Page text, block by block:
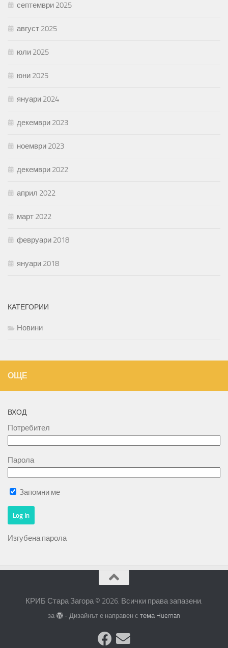
септември 2025
август 2025
юли 2025
юни 2025
януари 2024
декември 2023
ноември 2023
декември 2022
април 2022
март 2022
февруари 2018
януари 2018
КАТЕГОРИИ
Новини
ОЩЕ
ВХОД
Потребител
Парола
Запомни ме
Изгубена парола
КРИБ Стара Загора © 2026. Всички права запазени.
за - Дизайнът е направен с тема Hueman